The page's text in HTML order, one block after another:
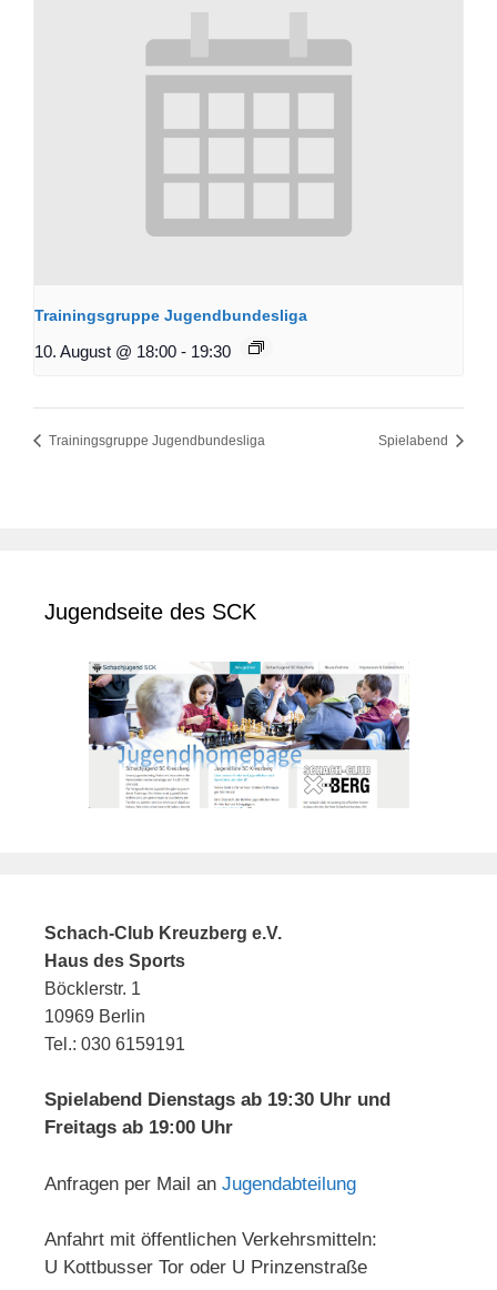
Trainingsgruppe Jugendbundesliga
10. August @ 18:00 - 19:30
Trainingsgruppe Jugendbundesliga Spielabend
Jugendseite des SCK
Schach-Club Kreuzberg e.V.
Haus des Sports
Böcklerstr. 1
10969 Berlin
Tel.: 030 6159191
Spielabend Dienstags ab 19:30 Uhr und
Freitags ab 19:00 Uhr
Anfragen per Mail an Jugendabteilung
Anfahrt mit öffentlichen Verkehrsmitteln:
U Kottbusser Tor oder U Prinzenstraße